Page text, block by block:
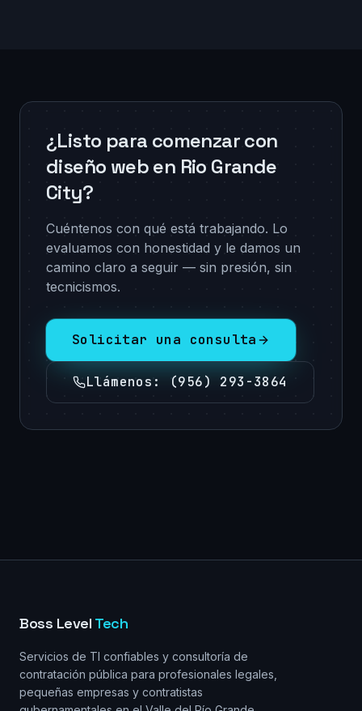
¿Listo para comenzar con
diseño web en Rio Grande
City?
Cuéntenos con qué está trabajando. Lo
evaluamos con honestidad y le damos un
camino claro a seguir — sin presión, sin
tecnicismos.
Solicitar una consulta
Llámenos : (956) 293-3864
Boss Level Tech
Servicios de TI confiables y consultoría de
contratación pública para profesionales legales,
pequeñas empresas y contratistas